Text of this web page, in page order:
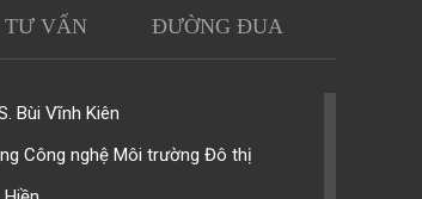
TƯ VẤN ĐƯỜNG ĐUA
Bùi Vĩnh Kiên
Công nghệ Môi trường Đô thị